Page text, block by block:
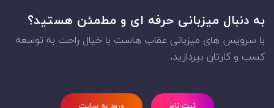
به دنبال میزبانی حرفه ای و مطمئن هستید؟
با سرویس های میزبانی عقاب هاست با خیال راحت به توسعه
کسب و کارتان بپردازید.